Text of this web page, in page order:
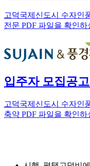
고덕국제신도시 수자인
전문 PDF 파일을 확인
입주자 모집공
고덕국제신도시 수자인
축약 PDF 파일을 확인